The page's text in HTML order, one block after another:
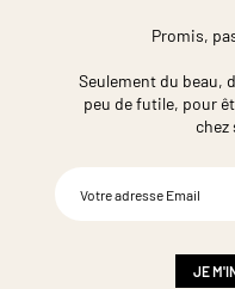
Promis,
Seulement du beau,
peu de futile, pour
JE